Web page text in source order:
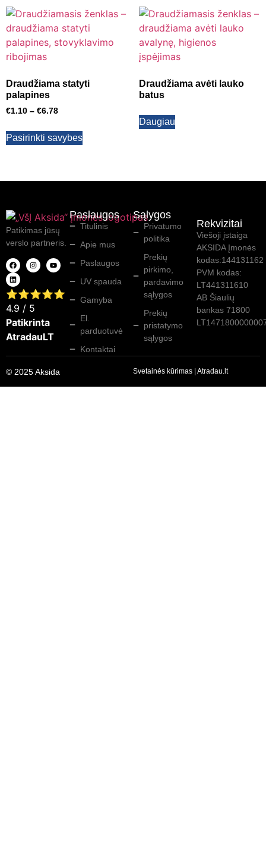
Draudžiama statyti
palapines
€1.10 – €6.78
Pasirinkti savybes
Draudžiama avėti lauko
batus
Daugiau
Patikimas jūsų
verslo partneris.
⭐⭐⭐⭐⭐
4.9 / 5
Patikrinta
AtradauLT
Paslaugos
Titulinis
Apie mus
Paslaugos
UV spauda
Gamyba
El.
parduotuvė
Kontaktai
Sąlygos
Privatumo
politika
Prekių
pirkimo,
pardavimo
sąlygos
Prekių
pristatymo
sąlygos
Rekvizitai
Viešoji įstaiga
AKSIDA Įmonės
kodas:144131162
PVM kodas:
LT441311610
AB Šiaulių
bankas 71800
© 2025 Aksida Svetainės kūrimas | Atradau.lt